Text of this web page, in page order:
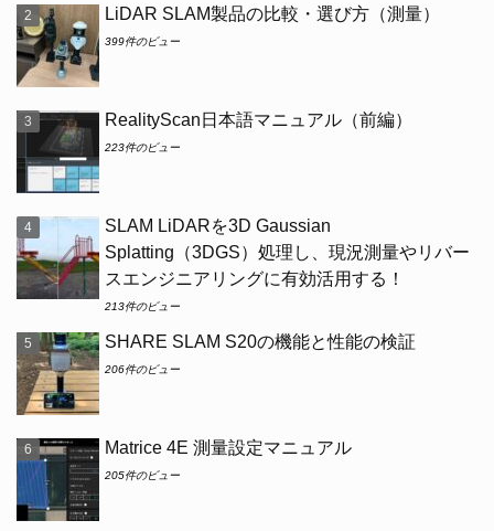
LiDAR SLAM製品の比較・選び方（測量）
399件のビュー
RealityScan日本語マニュアル（前編）
223件のビュー
SLAM LiDARを3D Gaussian
Splatting（3DGS）処理し、現況測量やリバー
スエンジニアリングに有効活用する！
213件のビュー
SHARE SLAM S20の機能と性能の検証
206件のビュー
Matrice 4E 測量設定マニュアル
205件のビュー